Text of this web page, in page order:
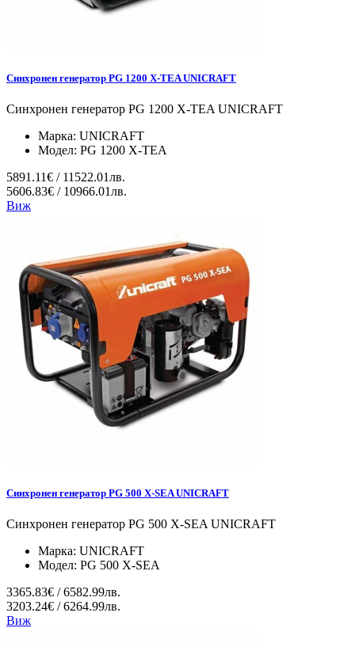
Синхронен генератор PG 1200 X-TEA UNICRAFT
Синхронен генератор PG 1200 X-TEA UNICRAFT
Марка: UNICRAFT
Модел: PG 1200 X-TEA
5891.11€ / 11522.01лв.
5606.83€ / 10966.01лв.
Виж
Синхронен генератор PG 500 X-SEA UNICRAFT
Синхронен генератор PG 500 X-SEA UNICRAFT
Марка: UNICRAFT
Модел: PG 500 X-SEA
3365.83€ / 6582.99лв.
3203.24€ / 6264.99лв.
Виж